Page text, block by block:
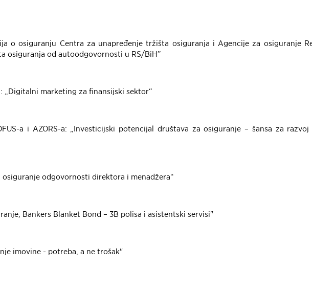
o osiguranju Centra za unapređenje tržišta osiguranja i Agencije za osiguranje
osiguranja od autoodgovornosti u RS/BiH”
„Digitalni marketing za finansijski sektor“
a i AZORS-a: „Investicijski potencijal društava za osiguranje – šansa za razvoj
osiguranje odgovornosti direktora i menadžera“
Bankers Blanket Bond – 3B polisa i asistentski servisi"
imovine - potreba, a ne trošak"